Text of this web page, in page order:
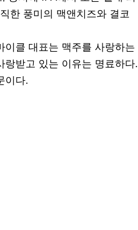
한 풍미의 맥앤치즈와 결코
이클 대표는 맥주를 사랑하는
랑받고 있는 이유는 명료하다.
이다.